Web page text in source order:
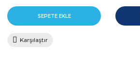
SEPETE EKLE
Karşılaştır